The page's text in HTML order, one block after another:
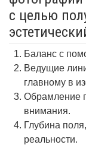
с целью
Баланс с
Ведущие
главному в
Обрамление
внимания.
Глубина
реальности.